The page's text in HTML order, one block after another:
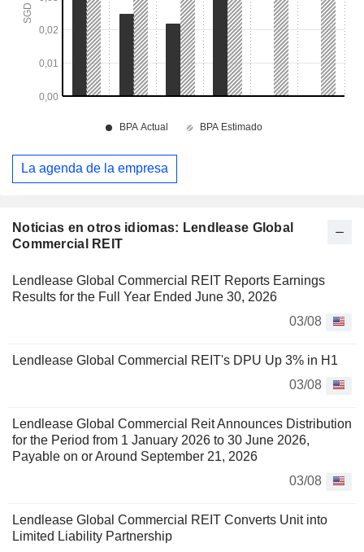
Noticias en otros idiomas: Lendlease Global
Commercial REIT
Lendlease Global Commercial REIT Reports Earnings
Results for the Full Year Ended June 30, 2026
03/08
Lendlease Global Commercial REIT's DPU Up 3% in H1
03/08
Lendlease Global Commercial Reit Announces Distribution
for the Period from 1 January 2026 to 30 June 2026,
Payable on or Around September 21, 2026
03/08
Lendlease Global Commercial REIT Converts Unit into
Limited Liability Partnership
La agenda de la empresa